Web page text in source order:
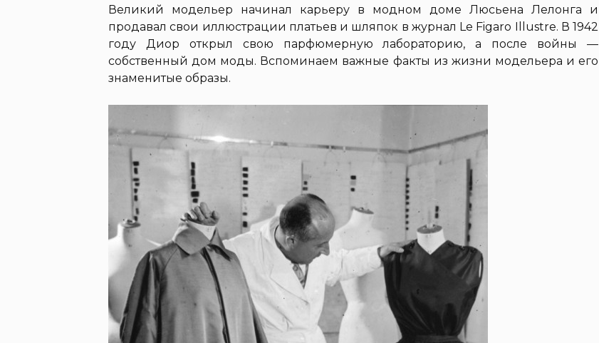
Великий модельер начинал карьеру в модном доме Люсьена Лелонга и
продавал свои иллюстрации платьев и шляпок в журнал Le Figaro Illustre. В 1942
году Диор открыл свою парфюмерную лабораторию, а после войны —
собственный дом моды. Вспоминаем важные факты из жизни модельера и его
знаменитые образы.